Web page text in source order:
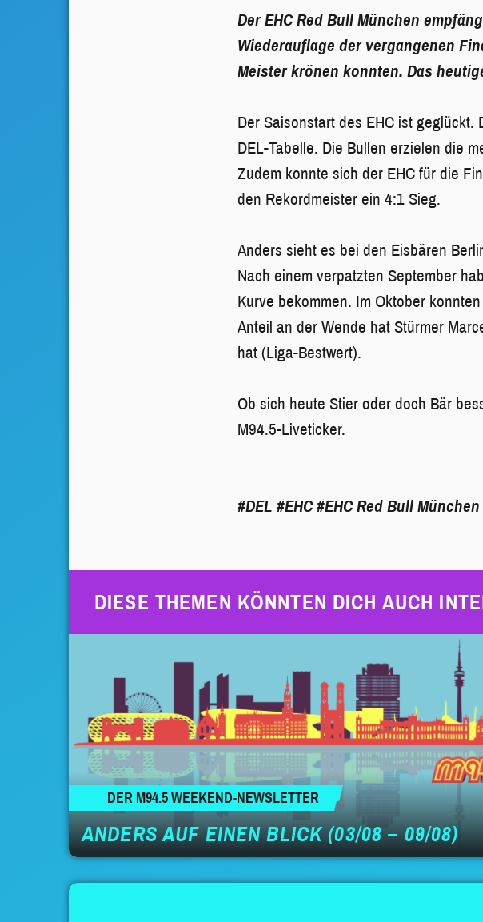
Der EHC Red Bull München
Wiederauflage der vergangenen
Meister krönen konnten. Das
Der Saisonstart des EHC ist
DEL-Tabelle. Die Bullen erzielen die
Zudem konnte sich der EHC für die
den Rekordmeister ein 4:1 Sieg.
Anders sieht es bei den Eisbären
Nach einem verpatzten September
Kurve bekommen. Im Oktober
Anteil an der Wende hat Stürmer
hat (Liga-Bestwert).
Ob sich heute Stier oder doch Bär
M94.5-Liveticker.
#DEL #EHC #EHC Red Bull München
DIESE THEMEN KÖNNTEN DICH AUCH
DER M94.5 WEEKEND-NEWSLETTER
ANDERS AUF EINEN BLICK (03/08 – 09/08)